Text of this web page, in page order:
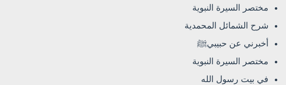
مختصر السيرة النبوية
شرح الشمائل المحمدية
أخبرني عن حبيبيﷺ
مختصر السيرة النبوية
في بيت رسول الله